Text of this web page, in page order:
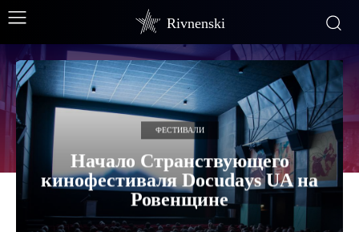
Rivnenski
ФЕСТИВАЛИ
Начало Странствующего
кинофестиваля Docudays UA на
Ровенщине